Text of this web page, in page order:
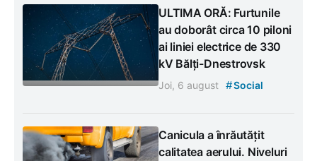
ULTIMA ORĂ: Furtunile
au doborât circa 10 piloni
ai liniei electrice de 330
kV Bălți-Dnestrovsk
Joi, 6 august #Social
Canicula a înrăutățit
calitatea aerului. Niveluri